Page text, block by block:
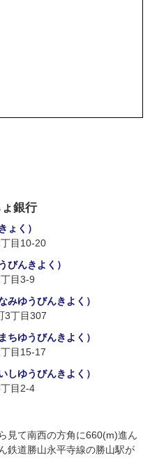
銀行
ょく）
目10-20
びんきよく）
目3-9
みゆうびんきよく）
3丁目307
ちゆうびんきよく）
目15-17
しゆうびんきよく）
目2-4
見て南西の方角に660(m)進ん
鉄道勝山永平寺線の勝山駅が